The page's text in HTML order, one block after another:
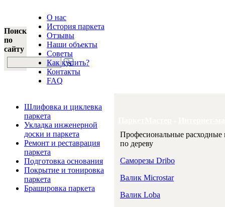
Поиск
по
сайту
О нас
История паркета
Отзывы
Наши объекты
Советы
Как купить?
Контакты
FAQ
Шлифовка и циклевка
паркета
Укладка инженерной
доски и паркета
Ремонт и реставрация
паркета
Подготовка основания
Покрытие и тонировка
паркета
Брашировка паркета
Професиональные
по дереву
Саморезы Dribo
Валик Microstar
Валик Loba